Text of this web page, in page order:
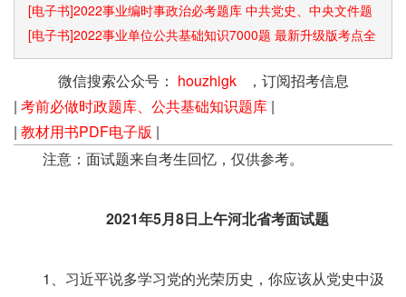
[电子书]2022事业编时事政治必考题库 中共党史、中央文件题
库已更新
[电子书]2022事业单位公共基础知识7000题 最新升级版考点全
覆盖
微信搜索公众号： houzhigk，订阅招考信息
| 考前必做时政题库、公共基础知识题库 |
| 教材用书PDF电子版 |
注意：面试题来自考生回忆，仅供参考。
2021年5月8日上午河北省考面试题
1、习近平说多学习党的光荣历史，你应该从党史中汲